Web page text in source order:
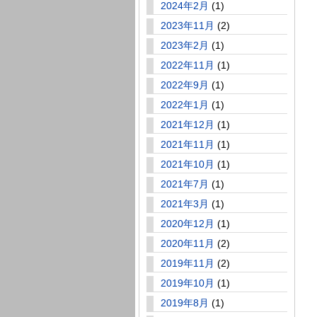
2024年2月 (1)
2023年11月 (2)
2023年2月 (1)
2022年11月 (1)
2022年9月 (1)
2022年1月 (1)
2021年12月 (1)
2021年11月 (1)
2021年10月 (1)
2021年7月 (1)
2021年3月 (1)
2020年12月 (1)
2020年11月 (2)
2019年11月 (2)
2019年10月 (1)
2019年8月 (1)